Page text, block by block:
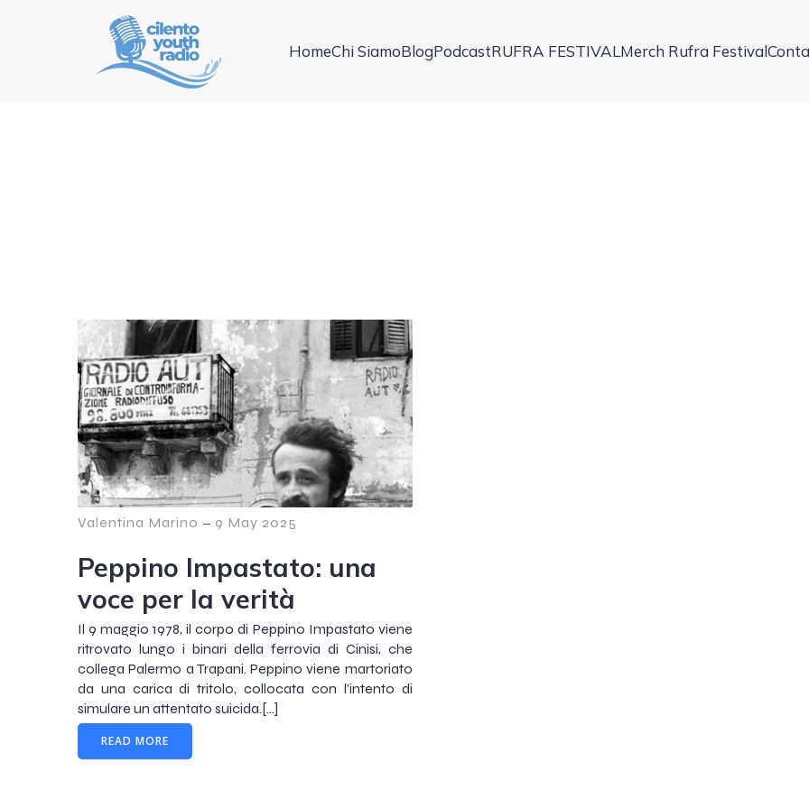
HomeChi SiamoBlogPodcastRUFRA FESTIVALMerch Rufra Festival
Valentina Marino – 9 May 2025
Peppino Impastato: una
voce per la verità
Il 9 maggio 1978, il corpo di Peppino Impastato viene
ritrovato lungo i binari della ferrovia di Cinisi, che
collega Palermo a Trapani. Peppino viene martoriato
da una carica di tritolo, collocata con l’intento di
simulare un attentato suicida.[…]
READ MORE